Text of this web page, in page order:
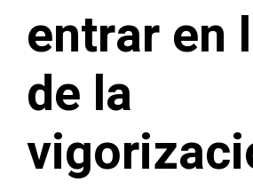
entrar en
de la